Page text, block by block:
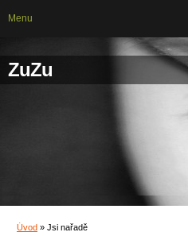
ZuZu
Úvod » Jsi nařadě
Menu